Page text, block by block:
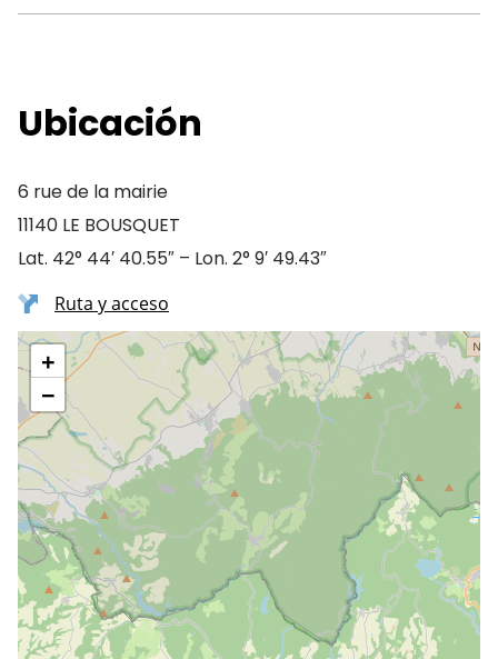
Ubicación
6 rue de la mairie
11140 LE BOUSQUET
Lat. 42° 44′ 40.55″ – Lon. 2° 9′ 49.43″
Ruta y acceso
+
−